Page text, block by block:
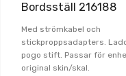
Bordsställ 216188
Med strömkabel och
stickproppsadapters.
pogo stift. Passar för
original skin/skal.